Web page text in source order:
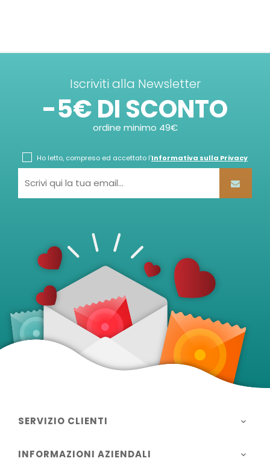
Iscriviti alla Newsletter
-5€ DI SCONTO
ordine minimo 49€
Ho letto, compreso ed accettato l'Informativa sulla Privacy
SERVIZIO CLIENTI 
INFORMAZIONI AZIENDALI 